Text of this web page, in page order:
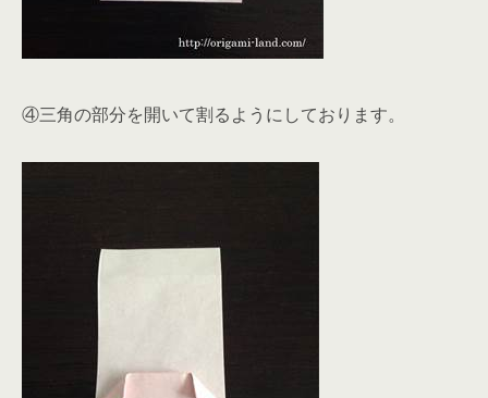
④三角の部分を開いて割るようにしております。